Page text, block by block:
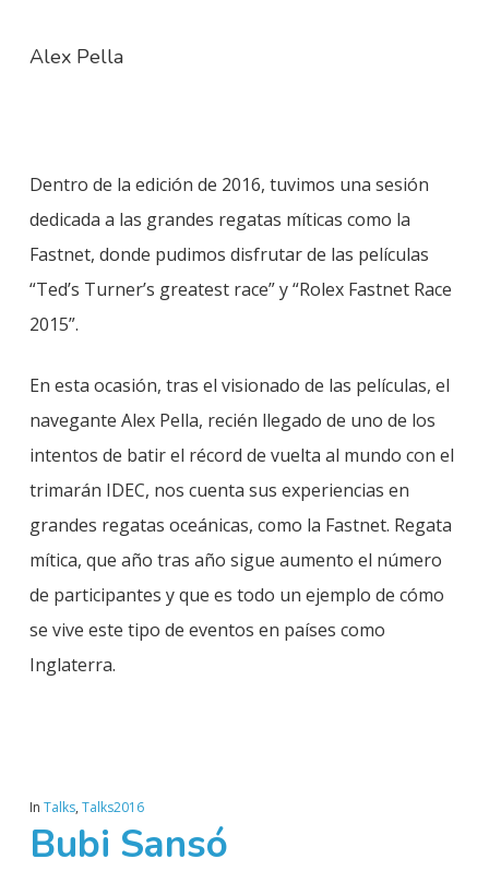
Alex Pella
Dentro de la edición de 2016, tuvimos una sesión
dedicada a las grandes regatas míticas como la
Fastnet, donde pudimos disfrutar de las películas
“Ted’s Turner’s greatest race” y “Rolex Fastnet Race
2015”.
En esta ocasión, tras el visionado de las películas, el
navegante Alex Pella, recién llegado de uno de los
intentos de batir el récord de vuelta al mundo con el
trimarán IDEC, nos cuenta sus experiencias en
grandes regatas oceánicas, como la Fastnet. Regata
mítica, que año tras año sigue aumento el número
de participantes y que es todo un ejemplo de cómo
se vive este tipo de eventos en países como
Inglaterra.
In Talks, Talks2016
Bubi Sansó